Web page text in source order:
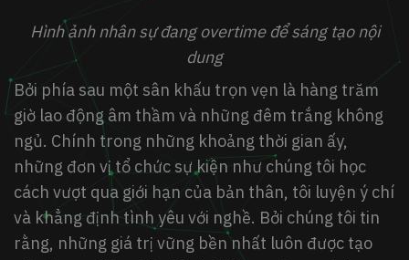
Hình ảnh nhân sự đang overtime để sáng tạo nội
dung
Bởi phía sau một sân khấu trọn vẹn là hàng trăm
giờ lao động âm thầm và những đêm trắng không
ngủ. Chính trong những khoảng thời gian ấy,
những đơn vị tổ chức sự kiện như chúng tôi học
cách vượt qua giới hạn của bản thân, tôi luyện ý chí
và khẳng định tình yêu với nghề. Bởi chúng tôi tin
rằng, những giá trị vững bền nhất luôn được tạo